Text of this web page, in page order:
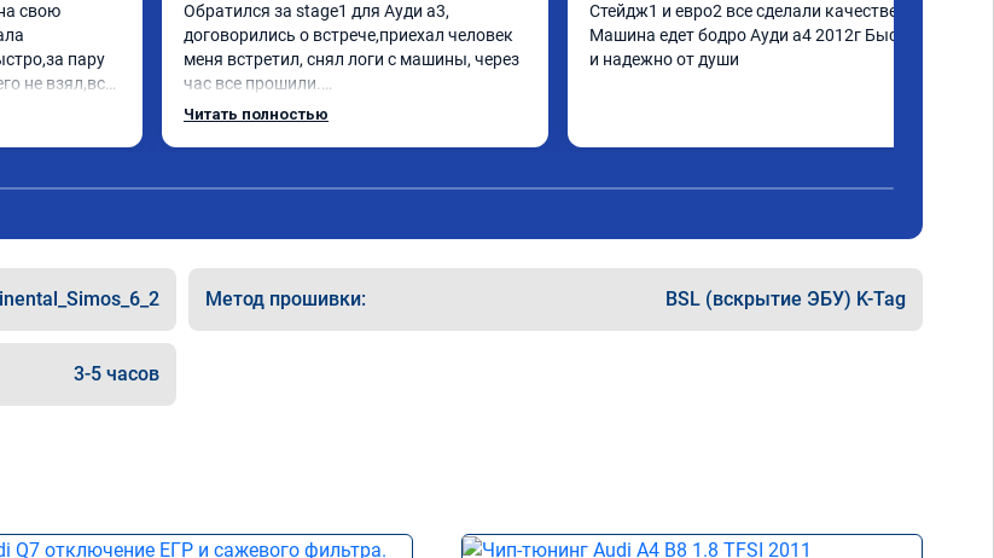
свою
пару
не взял,всё
Алексея
Обратился за stage1 для Ауди а3,
договорились о встрече,приехал человек
меня встретил, снял логи с машины, через
час все прошили.
Арман спасибо тебе огромное, машинка по
Читать полностью
Стейдж1 и евро2 все сделали качественно.
Машина едет бодро Ауди а4 2012г Быстро
и надежно от души
Метод прошивки: BSL (вскрытие ЭБУ) K-Tag
3-5 часов